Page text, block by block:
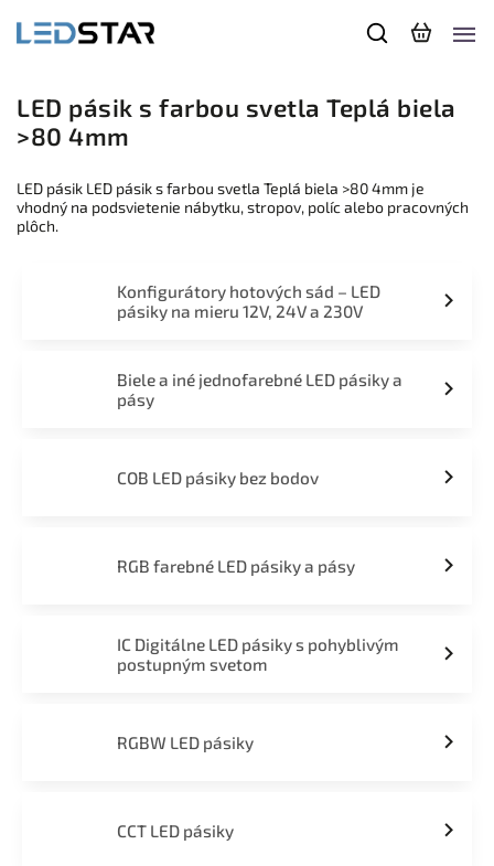
LED pásik s farbou svetla Teplá biela
>80 4mm
LED pásik LED pásik s farbou svetla Teplá biela >80 4mm je
vhodný na podsvietenie nábytku, stropov, políc alebo pracovných
plôch.
Konfigurátory hotových sád – LED
pásiky na mieru 12V, 24V a 230V
Biele a iné jednofarebné LED pásiky a
pásy
COB LED pásiky bez bodov
RGB farebné LED pásiky a pásy
IC Digitálne LED pásiky s pohyblivým
postupným svetom
RGBW LED pásiky
CCT LED pásiky